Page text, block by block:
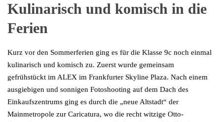
Kulinarisch und komisch in die
Ferien
Kurz vor den Sommerferien ging es für die Klasse 9c noch einmal
kulinarisch und komisch zu. Zuerst wurde gemeinsam
gefrühstückt im ALEX im Frankfurter Skyline Plaza. Nach einem
ausgiebigen und sonnigen Fotoshooting auf dem Dach des
Einkaufszentrums ging es durch die „neue Altstadt“ der
Mainmetropole zur Caricatura, wo die recht witzige Otto-